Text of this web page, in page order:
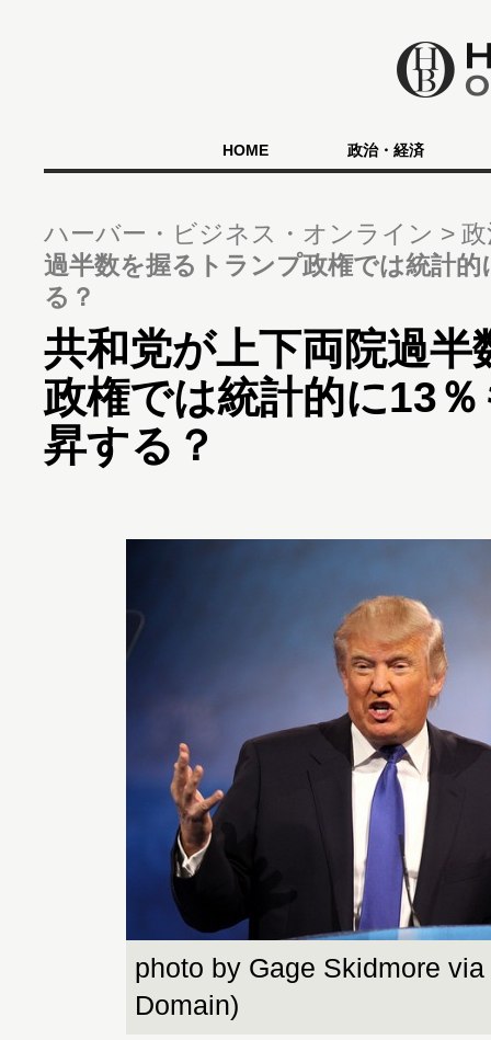
HOME 政治・経済
ハーバー・ビジネス・オンライン
過半数を握るトランプ政権では統計
る？
共和党が上下両院過
政権では統計的に13
昇する？
photo by Gage Skidmore
Domain)